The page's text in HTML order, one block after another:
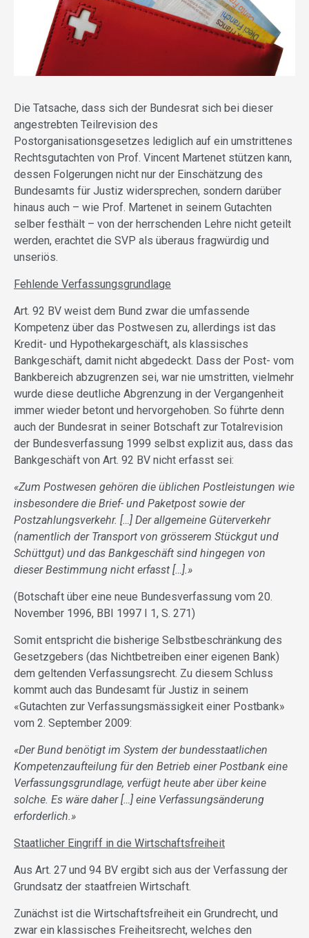
Die Tatsache, dass sich der Bundesrat sich bei dieser
angestrebten Teilrevision des
Postorganisationsgesetzes lediglich auf ein umstrittenes
Rechtsgutachten von Prof. Vincent Martenet stützen kann,
dessen Folgerungen nicht nur der Einschätzung des
Bundesamts für Justiz widersprechen, sondern darüber
hinaus auch – wie Prof. Martenet in seinem Gutachten
selber festhält – von der herrschenden Lehre nicht geteilt
werden, erachtet die SVP als überaus fragwürdig und
unseriös.
Fehlende Verfassungsgrundlage
Art. 92 BV weist dem Bund zwar die umfassende
Kompetenz über das Postwesen zu, allerdings ist das
Kredit- und Hypothekargeschäft, als klassisches
Bankgeschäft, damit nicht abgedeckt. Dass der Post- vom
Bankbereich abzugrenzen sei, war nie umstritten, vielmehr
wurde diese deutliche Abgrenzung in der Vergangenheit
immer wieder betont und hervorgehoben. So führte denn
auch der Bundesrat in seiner Botschaft zur Totalrevision
der Bundesverfassung 1999 selbst explizit aus, dass das
Bankgeschäft von Art. 92 BV nicht erfasst sei:
«Zum Postwesen gehören die üblichen Postleistungen wie
insbesondere die Brief- und Paketpost sowie der
Postzahlungsverkehr. […] Der allgemeine Güterverkehr
(namentlich der Transport von grösserem Stückgut und
Schüttgut) und das Bankgeschäft sind hingegen von
dieser Bestimmung nicht erfasst […].»
(Botschaft über eine neue Bundesverfassung vom 20.
November 1996, BBI 1997 I 1, S. 271)
Somit entspricht die bisherige Selbstbeschränkung des
Gesetzgebers (das Nichtbetreiben einer eigenen Bank)
dem geltenden Verfassungsrecht. Zu diesem Schluss
kommt auch das Bundesamt für Justiz in seinem
«Gutachten zur Verfassungsmässigkeit einer Postbank»
vom 2. September 2009:
«Der Bund benötigt im System der bundesstaatlichen
Kompetenzaufteilung für den Betrieb einer Postbank eine
Verfassungsgrundlage, verfügt heute aber über keine
solche. Es wäre daher […] eine Verfassungsänderung
erforderlich.»
Staatlicher Eingriff in die Wirtschaftsfreiheit
Aus Art. 27 und 94 BV ergibt sich aus der Verfassung der
Grundsatz der staatfreien Wirtschaft.
Zunächst ist die Wirtschaftsfreiheit ein Grundrecht, und
zwar ein klassisches Freiheitsrecht, welches den